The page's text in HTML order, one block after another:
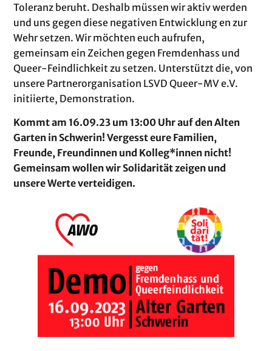
Toleranz beruht. Deshalb müssen wir aktiv werden
und uns gegen diese negativen Entwicklung­ en zur
Wehr setzen. Wir möchten euch aufrufen,
gemeinsam ein Zeichen gegen Fremdenhass und
Queer-Feindlichkeit zu setzen. Unterstützt die, von
unsere Partnerorganisation LSVD Queer-MV e.V.
initiierte, Demonstration.
Kommt am 16.09.23 um 13:00 Uhr auf den Alten
Garten in Schwerin! Vergesst eure Familien,
Freunde, Freundinnen und Kolleg*innen nicht!
Gemeinsam wollen wir Solidarität zeigen und
unsere Werte verteidigen.